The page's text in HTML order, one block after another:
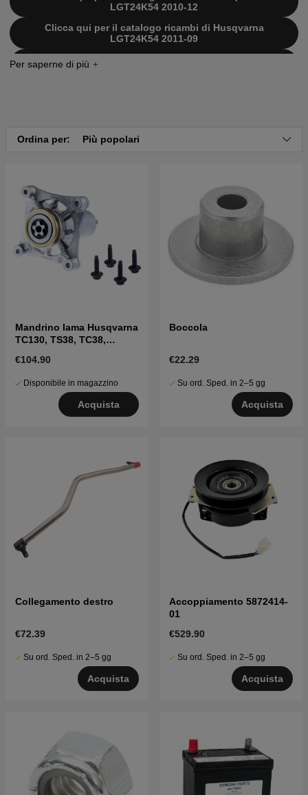
LGT24K54 2010-12
Clicca qui per il catalogo ricambi di Husqvarna
LGT24K54 2011-09
Clicca qui per il catalogo ricambi di Husqvarna
LGT24K54 2011-01
Ordina per: Più popolari
Mandrino lama Husqvarna
TC130, TS38, TC38,
€104.90
Disponibile in magazzino
Acquista
Boccola
€22.29
Su ord. Sped. in 2–5 gg
Acquista
Collegamento destro
€72.39
Su ord. Sped. in 2–5 gg
Acquista
Accoppiamento 5872414-
01
€529.90
Su ord. Sped. in 2–5 gg
Acquista